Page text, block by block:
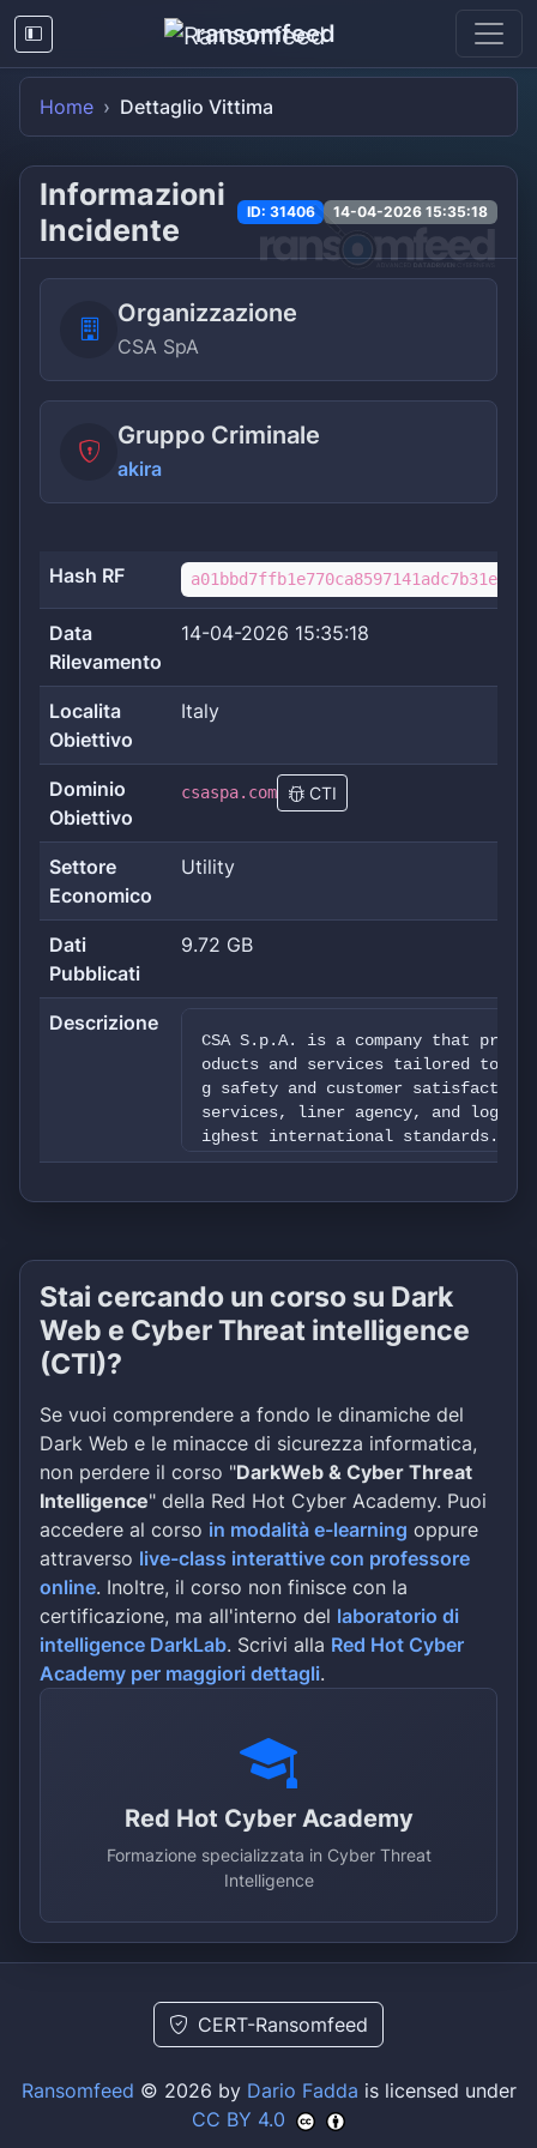
ransomfeed
Home Dettaglio Vittima
Informazioni
Incidente
ID: 31406 14-04-2026 15:35:18
Organizzazione
CSA SpA
Gruppo Criminale
akira
Hash RF
Data
Rilevamento
14-04-2026 15:35:18
Localita
Obiettivo
Italy
Dominio
Obiettivo
csaspa.com CTI
Settore
Economico
Utility
Dati
Pubblicati
9.72 GB
Descrizione
CSA S.p.A. is a company that
oducts and services tailored to
g safety and customer
services, liner agency, and
ighest international standards.
oyees, financials, contracts and
Stai cercando un corso su Dark
Web e Cyber Threat intelligence
(CTI)?
Se vuoi comprendere a fondo le dinamiche del
Dark Web e le minacce di sicurezza informatica,
non perdere il corso "DarkWeb & Cyber Threat
Intelligence" della Red Hot Cyber Academy. Puoi
accedere al corso in modalità e-learning oppure
attraverso live-class interattive con professore
online. Inoltre, il corso non finisce con la
certificazione, ma all'interno del laboratorio di
intelligence DarkLab. Scrivi alla Red Hot Cyber
Academy per maggiori dettagli.
Red Hot Cyber Academy
Formazione specializzata in Cyber Threat
Intelligence
CERT-Ransomfeed
Ransomfeed © 2026 by Dario Fadda is licensed under
CC BY 4.0